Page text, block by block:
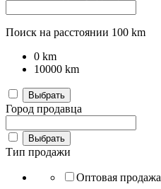
Поиск на расстоянии 100 km
0 km
10000 km
Выбрать
Город продавца
Выбрать
Тип продажи
Оптовая продажа